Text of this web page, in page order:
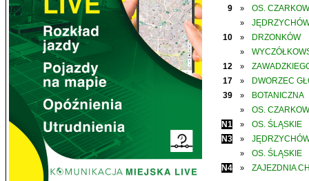
9
» OS.
»
10
» DRZONKÓW
»
12
»
17
»
DWORZEC
39
» BOTANICZNA
»
OS.
N1
»
OS. ŚLĄSKIE
N3
»
»
OS. ŚLĄSKIE
N4
» ZAJEZDNIA